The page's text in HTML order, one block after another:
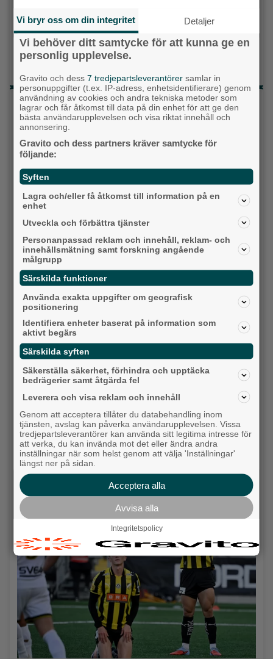
Detta händer i Alingsås 3–10 augusti
Gatuköksklassiker blev succé – nu växlar
Senaste artiklarna
Alingsås
Detta händer i Alingsås 10-17 augusti
Backa/Kärra
Karnevalstämning på Backadagen
Bjöds på trummor, såpbubblor och grillade räkor
Hisingen
Vi bryr oss om din integritet Detaljer
Vi behöver ditt samtycke för att kunna ge en
personlig upplevelse.
Gravito och dess7 tredjepartsleverantörer samlar in
personuppgifter (t.ex. IP-adress, enhetsidentifierare) genom
användning av cookies och andra tekniska metoder som
lagrar och får åtkomst till data på din enhet för att ge den
bästa användarupplevelsen och visa riktat innehåll och
annonsering.
Gravito och dess partners kräver samtycke för
följande:
Syften
Lagra och/eller få åtkomst till information på en
enhet
Utveckla och förbättra tjänster
Personanpassad reklam och innehåll, reklam- och
innehållsmätning samt forskning angående
målgrupp
Särskilda funktioner
Använda exakta uppgifter om geografisk
positionering
Identifiera enheter baserat på information som
aktivt begärs
Särskilda syften
Säkerställa säkerhet, förhindra och upptäcka
bedrägerier samt åtgärda fel
Leverera och visa reklam och innehåll
Genom att acceptera tillåter du databehandling inom
tjänsten, avslag kan påverka användarupplevelsen. Vissa
tredjepartsleverantörer kan använda sitt legitima intresse för
att verka, du kan invända mot det eller ändra andra
inställningar när som helst genom att välja 'Inställningar'
längst ner på sidan.
Acceptera alla
Avvisa alla
Integritetspolicy